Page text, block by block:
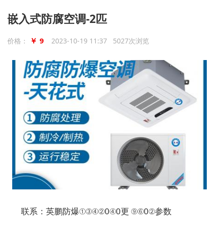
嵌入式防腐空调-2匹
价格： ￥ 9 2023-10-19 11:37 5027次浏览
联系：英鹏防爆①③④②0④0更 ⑨⑥0②参数